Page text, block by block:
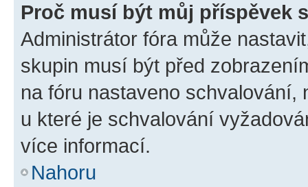
Proč musí být můj příspěvek
Administrátor fóra může
skupin musí být před
na fóru nastaveno schvalování,
u které je schvalování
více informací.
Nahoru